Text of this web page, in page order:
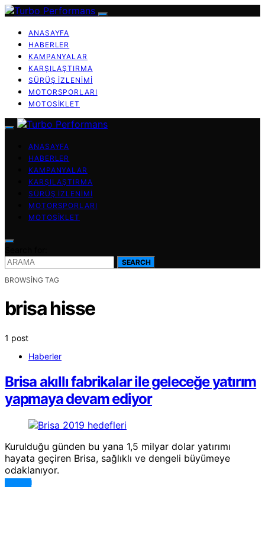
ANASAYFA
HABERLER
KAMPANYALAR
KARŞILAŞTIRMA
SÜRÜŞ İZLENIMI
MOTORSPORLARI
MOTOSIKLET
ANASAYFA
HABERLER
KAMPANYALAR
KARŞILAŞTIRMA
SÜRÜŞ İZLENIMI
MOTORSPORLARI
MOTOSIKLET
SEARCH
BROWSING TAG
brisa hisse
1 post
Haberler
Brisa akıllı fabrikalar ile geleceğe yatırım
yapmaya devam ediyor
Kurulduğu günden bu yana 1,5 milyar dolar yatırımı
hayata geçiren Brisa, sağlıklı ve dengeli büyümeye
odaklanıyor.
DEVAMI